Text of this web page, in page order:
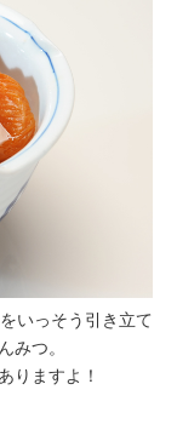
いっそう引き立て
みつ。
りますよ！